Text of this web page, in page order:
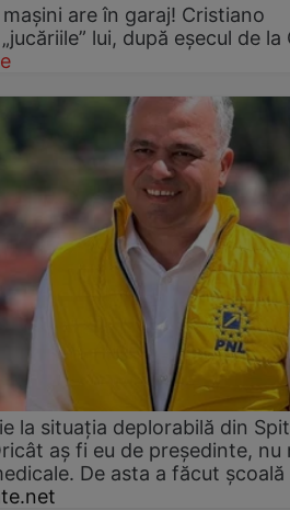
are în garaj! Cristiano
lui, după eșecul de la
la situația deplorabilă din
aș fi eu de președinte, nu
De asta a făcut școală